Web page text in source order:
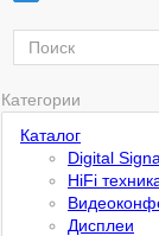
Категории
Каталог
Digital
HiFi
Дисплеи